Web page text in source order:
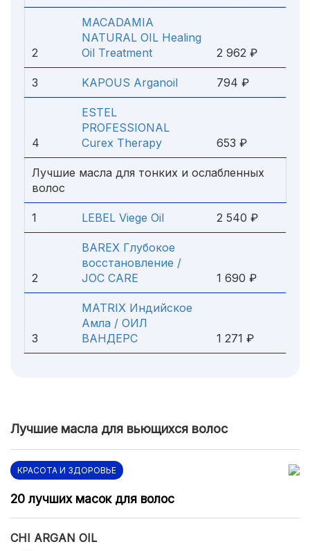
2
MACADAMIA
NATURAL OIL Healing
Oil Treatment
2 962 ₽
3 KAPOUS Arganoil 794 ₽
4
ESTEL
PROFESSIONAL
Curex Therapy
653 ₽
Лучшие масла для тонких и ослабленных
волос
1 LEBEL Viege Oil 2 540 ₽
2
BAREX Глубокое
восстановление /
JOC CARE
1 690 ₽
3
MATRIX Индийское
Амла / ОИЛ
ВАНДЕРС
1 271 ₽
Лучшие масла для вьющихся волос
КРАСОТА И ЗДОРОВЬЕ
20 лучших масок для волос
CHI ARGAN OIL